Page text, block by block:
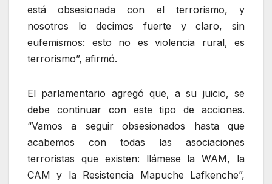
está obsesionada con el terrorismo, y
nosotros lo decimos fuerte y claro, sin
eufemismos: esto no es violencia rural, es
terrorismo”, afirmó.
El parlamentario agregó que, a su juicio, se
debe continuar con este tipo de acciones.
“Vamos a seguir obsesionados hasta que
acabemos con todas las asociaciones
terroristas que existen: llámese la WAM, la
CAM y la Resistencia Mapuche Lafkenche”,